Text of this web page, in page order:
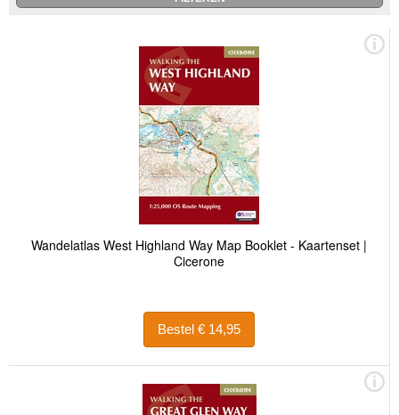
Wandelatlas West Highland Way Map Booklet - Kaartenset |
Cicerone
Bestel € 14,95